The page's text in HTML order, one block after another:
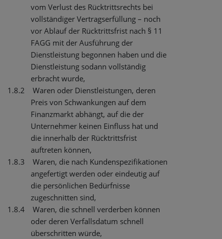
vom Verlust des Rücktrittsrechts bei
vollständiger Vertragserfüllung – noch
vor Ablauf der Rücktrittsfrist nach § 11
FAGG mit der Ausführung der
Dienstleistung begonnen haben und die
Dienstleistung sodann vollständig
erbracht wurde,
1.8.2
Waren oder Dienstleistungen, deren
Preis von Schwankungen auf dem
Finanzmarkt abhängt, auf die der
Unternehmer keinen Einfluss hat und
die innerhalb der Rücktrittsfrist
auftreten können,
1.8.3
Waren, die nach Kundenspezifikationen
angefertigt werden oder eindeutig auf
die persönlichen Bedürfnisse
zugeschnitten sind,
1.8.4
Waren, die schnell verderben können
oder deren Verfallsdatum schnell
überschritten würde,